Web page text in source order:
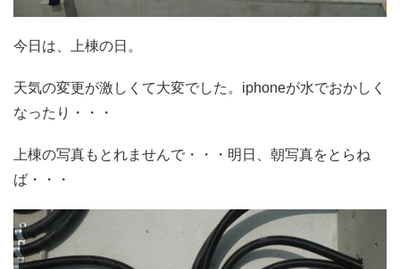
今日は、上棟の日。
天気の変更が激しくて大変でした。iphoneが水でおかしく
なったり・・・
上棟の写真もとれませんで・・・明日、朝写真をとらね
ば・・・